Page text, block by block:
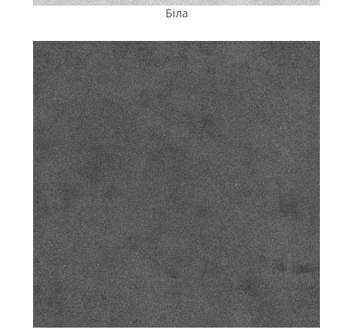
Для тих, хто планує купити тротуарну плитку в Малій
погодні випробування і прослужить без ремонту багато
сезонів. ANYFEM® — саме такий матеріал. Показники
міцності, стирання, водопоглинання і морозостійкості
нашої плитки регулярно перевіряються в лабораторії на
території заводу. Уся продукція сертифікована на
відповідність ДСТУ, що особливо важливо під час
реалізації об’єктів у громадських, комерційних і
промислових зонах.
Надійне й оперативне
доставляння плитки в Малу
Виску
Можливість купити тротуарну плитку в Малій Висці
безпосередньо із заводу — відчутна перевага, яку
отримуютьзабудовники та підрядники, замовляючи
продукцію «Еніфем». Виробництво розташоване у
Біла